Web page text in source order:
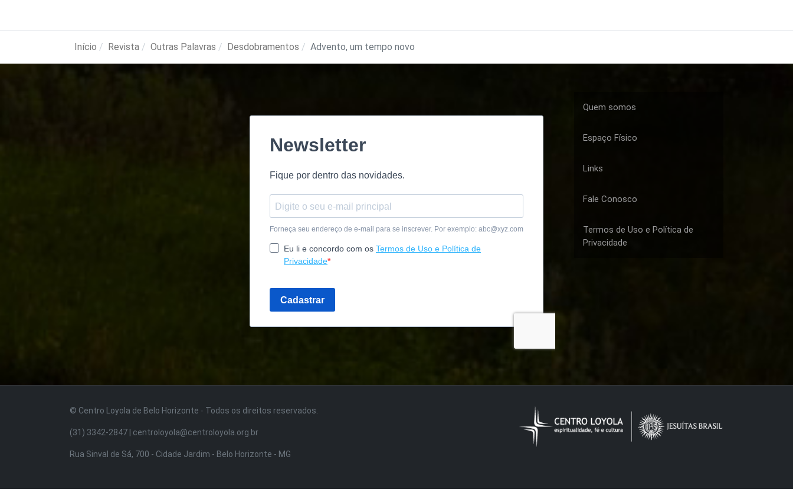
Início Revista Outras Palavras Desdobramentos Advento, um tempo novo
Quem somos
Espaço Físico
Links
Fale Conosco
Termos de Uso e Política de
Privacidade
© Centro Loyola de Belo Horizonte · Todos os direitos reservados.
(31) 3342-2847 | centroloyola@centroloyola.org.br
Rua Sinval de Sá, 700 - Cidade Jardim - Belo Horizonte - MG